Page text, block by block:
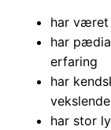
har været
har
erfaring
har
har stor